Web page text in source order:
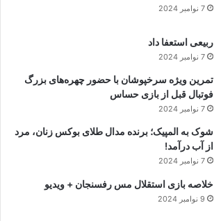
7 نوامبر 2024
ربیعی استعفا داد
7 نوامبر 2024
تمرین ویژه سرخپوشان با حضور چهره‌های بزرگ
فوتبال قبل از بازی حساس
7 نوامبر 2024
شوک به المپیک؛ برنده مدال طلای بوکس زنان، مرد
از آب درآمد!
7 نوامبر 2024
خلاصه بازی استقلال مس رفسنجان + ویدیو
9 نوامبر 2024